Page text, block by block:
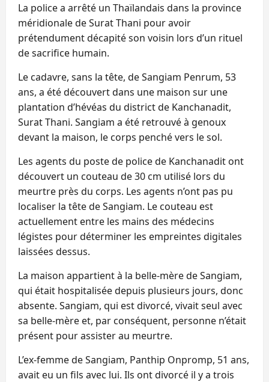
La police a arrêté un Thaïlandais dans la province
méridionale de Surat Thani pour avoir
prétendument décapité son voisin lors d’un rituel
de sacrifice humain.
Le cadavre, sans la tête, de Sangiam Penrum, 53
ans, a été découvert dans une maison sur une
plantation d’hévéas du district de Kanchanadit,
Surat Thani. Sangiam a été retrouvé à genoux
devant la maison, le corps penché vers le sol.
Les agents du poste de police de Kanchanadit ont
découvert un couteau de 30 cm utilisé lors du
meurtre près du corps. Les agents n’ont pas pu
localiser la tête de Sangiam. Le couteau est
actuellement entre les mains des médecins
légistes pour déterminer les empreintes digitales
laissées dessus.
La maison appartient à la belle-mère de Sangiam,
qui était hospitalisée depuis plusieurs jours, donc
absente. Sangiam, qui est divorcé, vivait seul avec
sa belle-mère et, par conséquent, personne n’était
présent pour assister au meurtre.
L’ex-femme de Sangiam, Panthip Onpromp, 51 ans,
avait eu un fils avec lui. Ils ont divorcé il y a trois